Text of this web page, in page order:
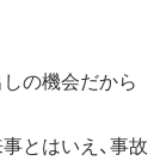
の機会だから
とはいえ、事故